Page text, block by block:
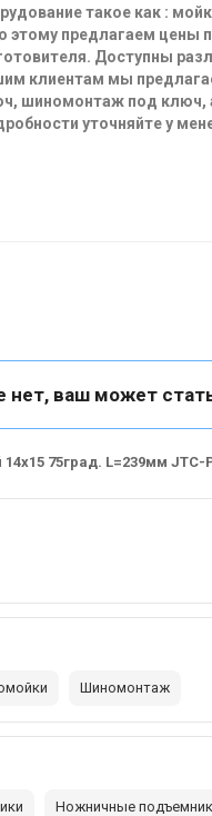
такое как :
предлагаем цены
Доступны
клиентам мы
шиномонтаж под
уточняйте у
нет, ваш может
75град. L=239мм JTC-
Шиномонтаж
Ножничные